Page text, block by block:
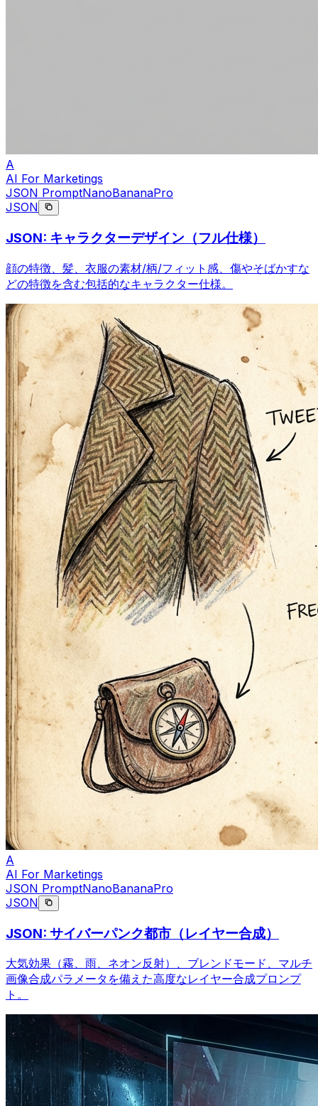
A
AI For Marketings
JSON PromptNanoBananaPro
JSON
JSON: キャラクターデザイン（フル仕様）
顔の特徴、髪、衣服の素材/柄/フィット感、傷やそばかすな
どの特徴を含む包括的なキャラクター仕様。
A
AI For Marketings
JSON PromptNanoBananaPro
JSON
JSON: サイバーパンク都市（レイヤー合成）
大気効果（霧、雨、ネオン反射）、ブレンドモード、マルチ
画像合成パラメータを備えた高度なレイヤー合成プロンプ
ト。